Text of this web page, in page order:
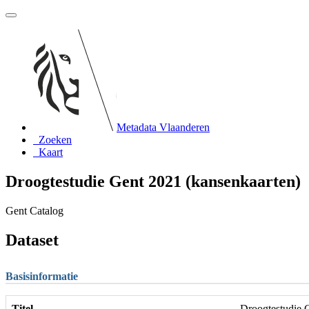
Metadata Vlaanderen
Zoeken
Kaart
Droogtestudie Gent 2021 (kansenkaarten)
Gent Catalog
Dataset
Basisinformatie